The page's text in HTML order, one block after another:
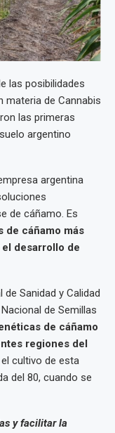
las posibilidades
materia de Cannabis
las primeras
argentino
argentina
de cáñamo. Es
de cáñamo más
desarrollo de
Sanidad y Calidad
de Semillas
de cáñamo
regiones del
cultivo de esta
del 80, cuando se
y facilitar la